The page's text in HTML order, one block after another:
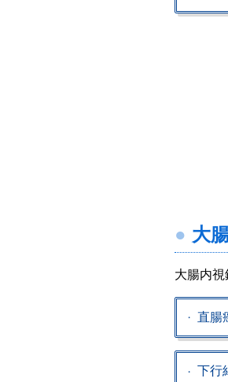
大
大腸内視
直腸
下行